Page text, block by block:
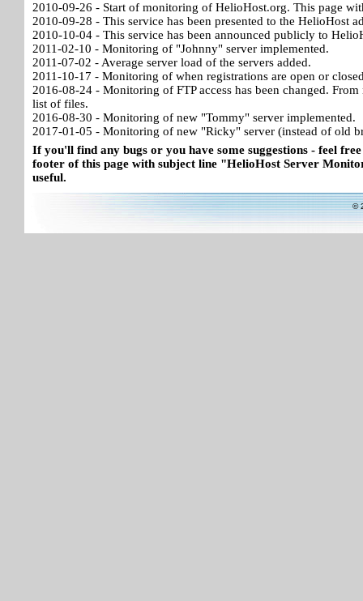
2010-09-26 - Start of monitoring of HelioHost.org. This page
2010-09-28 - This service has been presented to the HelioHost
2010-10-04 - This service has been announced publicly to
2011-02-10 - Monitoring of "Johnny" server implemented.
2011-07-02 - Average server load of the servers added.
2011-10-17 - Monitoring of when registrations are open or
2016-08-24 - Monitoring of FTP access has been changed.
list of files.
2016-08-30 - Monitoring of new "Tommy" server implemented.
2017-01-05 - Monitoring of new "Ricky" server (instead of old
If you'll find any bugs or you have some suggestions - feel
footer of this page with subject line "HelioHost Server
useful.
©